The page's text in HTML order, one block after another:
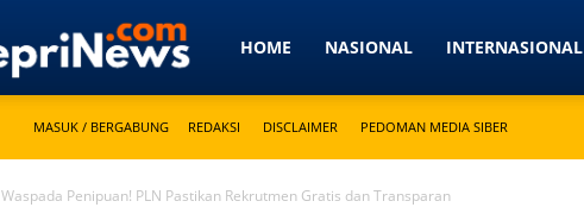
Detikkeprinews.com
HOME NASIONAL INTERNASIONAL
MASUK / BERGABUNG REDAKSI DISCLAIMER PEDOMAN MEDIA SIBER
Waspada Penipuan! PLN Pastikan Rekrutmen Gratis dan Transparan